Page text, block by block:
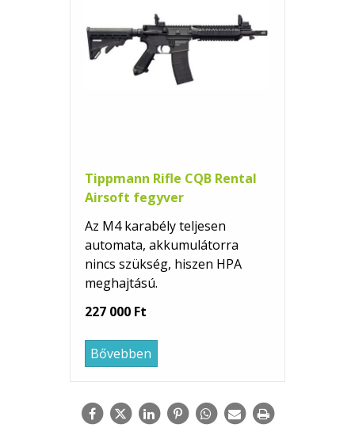
Tippmann Rifle CQB Rental
Airsoft fegyver
Az M4 karabély teljesen
automata, akkumulátorra
nincs szükség, hiszen HPA
meghajtású.
227 000 Ft
Bővebben